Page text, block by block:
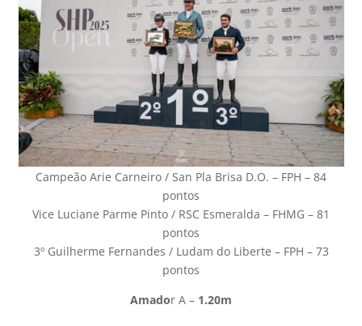
Campeão Arie Carneiro / San Pla Brisa D.O. – FPH – 84
pontos
Vice Luciane Parme Pinto / RSC Esmeralda – FHMG – 81
pontos
3º Guilherme Fernandes / Ludam do Liberte – FPH – 73
pontos
Amador A – 1.20m